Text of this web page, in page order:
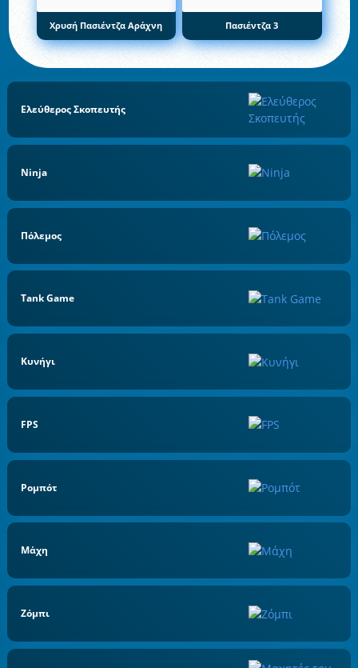
Χρυσή Πασιέντζα Αράχνη Πασιέντζα 3
Ελεύθερος Σκοπευτής
Ninja
Πόλεμος
Tank Game
Κυνήγι
FPS
Ρομπότ
Μάχη
Ζόμπι